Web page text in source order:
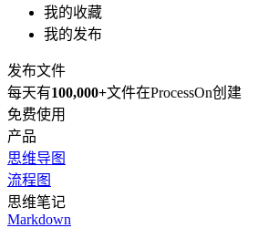
我的收藏
我的发布
发布文件
每天有100,000+文件在ProcessOn创建
免费使用
产品
思维导图
流程图
思维笔记
Markdown